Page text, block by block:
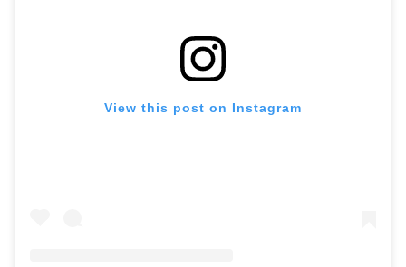
View this post on Instagram